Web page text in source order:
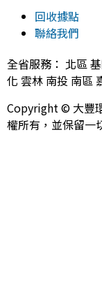
回收據點
聯絡我們
全省服務： 北區
化 雲林 南投 南區
Copyright © 大豐
權所有，並保留一